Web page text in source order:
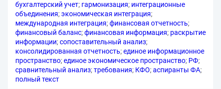
бухгалтерский учет; гармонизация; интеграционные
объединения;экономическая интеграция;
международная интеграция;финансовая отчетность;
финансовый баланс;финансовая информация; раскрытие
информации;сопоставительный анализ;
консолидированная отчетность;единое информационное
пространство;единое экономическое пространство; РФ;
сравнительный анализ;требования; КФО;аспиранты ФА;
полный текст